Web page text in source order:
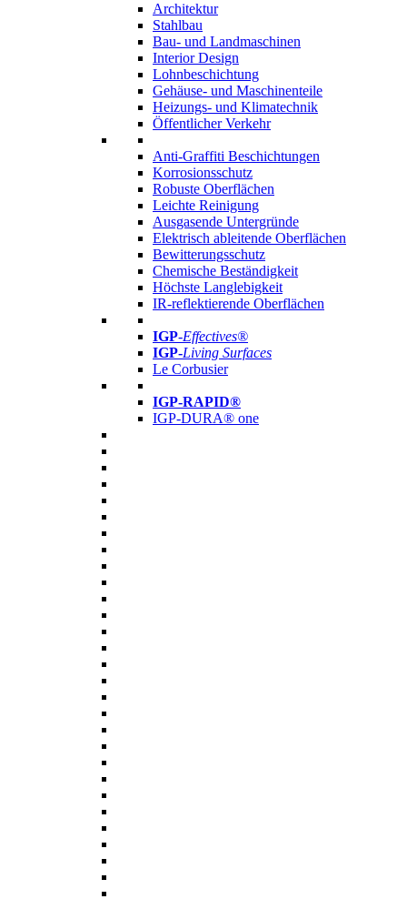
Architektur
Stahlbau
Bau- und Landmaschinen
Interior Design
Lohnbeschichtung
Gehäuse- und Maschinenteile
Heizungs- und Klimatechnik
Öffentlicher Verkehr
Anti-Graffiti Beschichtungen
Korrosionsschutz
Robuste Oberflächen
Leichte Reinigung
Ausgasende Untergründe
Elektrisch ableitende Oberflächen
Bewitterungsschutz
Chemische Beständigkeit
Höchste Langlebigkeit
IR-reflektierende Oberflächen
IGP-Effectives®
IGP-Living Surfaces
Le Corbusier
IGP-RAPID®
IGP-DURA® one